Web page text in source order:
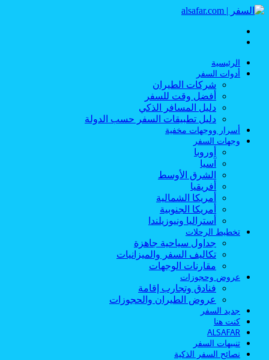
الرئيسية
أدوات السفر
شركات الطيران
أفضل وقت للسفر
دليل المسافر الذكي
دليل تطبيقات السفر حسب الدولة
أسرار ووجهات مخفية
وجهات السفر
أوروبا
آسيا
الشرق الأوسط
أفريقيا
أمريكا الشمالية
أمريكا الجنوبية
أستراليا ونيوزيلندا
تخطيط الرحلات
جداول سياحية جاهزة
تكاليف السفر والميزانيات
مقارنات الوجهات
عروض وحجوزات
فنادق وتجارب إقامة
عروض الطيران والحجوزات
جديد السفر
كنت هنا
ALSAFAR
تنبيهات السفر
نصائح السفر الذكية